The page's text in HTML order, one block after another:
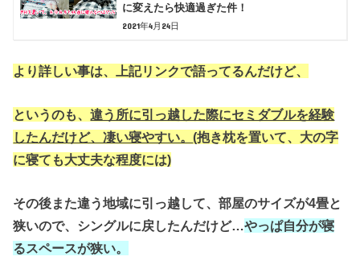
に変えたら快適過ぎた件！
2021年4月24日
より詳しい事は、上記リンクで語ってるんだけど、
というのも、違う所に引っ越した際にセミダブルを経験
したんだけど、凄い寝やすい。(抱き枕を置いて、大の字
に寝ても大丈夫な程度には)
その後また違う地域に引っ越して、部屋のサイズが4畳と
狭いので、シングルに戻したんだけど…やっぱ自分が寝
るスペースが狭い。